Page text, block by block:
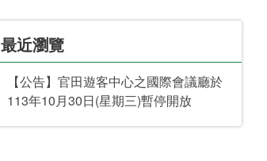
最近瀏覽
【公告】官田遊客中心之國際會議廳於
113年10月30日(星期三)暫停開放